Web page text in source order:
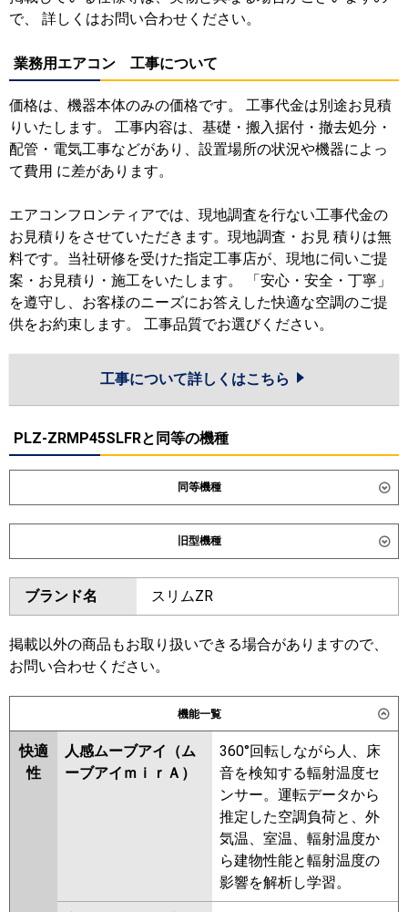
で、 詳しくはお問い合わせください。
業務用エアコン 工事について
価格は、機器本体のみの価格です。 工事代金は別途お見積
りいたします。 工事内容は、基礎・搬入据付・撤去処分・
配管・電気工事などがあり、設置場所の状況や機器によっ
て費用 に差があります。
エアコンフロンティアでは、現地調査を行ない工事代金の
お見積りをさせていただきます。現地調査・お見 積りは無
料です。当社研修を受けた指定工事店が、現地に伺いご提
案・お見積り・施工をいたします。 「安心・安全・丁寧」
を遵守し、お客様のニーズにお答えした快適な空調のご提
供をお約束します。 工事品質でお選びください。
工事について詳しくはこちら
PLZ-ZRMP45SLFRと同等の機種
同等機種
ダイキン SSRG45DNV SSRG45DV
東芝
GWXA04513JMUB
GWXA04513JXU
三菱電機 PLZ-ZRMP45SL6 PLZ-
ZRMP45SLF6
日立 RCID-GP45RGHJ8
FDTWZ456HK6S-rak
パナソニック
旧型機種
ダイキン SSRG45CNV SSRG45CV
SSRG45BYV
SSRG45BJV SSRG45BJNV
SSRG45BFNV SSRG45BFV
SSRG45BCNV
東芝
RWXA04533JMUB
RWXA04533JMU
RWXA04533JXU
三菱電機 PLZ-ZRMP45SLF5 PLZ-
ZRMP45SL5
PLZ-ZRMP45SL4
PLZ-ZRMP45SLF4 PLZ-
ZRMP45SLF3 PLZ-ZRMP45SL3
PLZ-ZRMP45SLF2 PLZ-
ZRMP45SL2 PLZ-ZRMP45SLFZ
ブランド名 スリムZR
掲載以外の商品もお取り扱いできる場合がありますので、
お問い合わせください。
機能一覧
快適
性
人感ムーブアイ（ム
ーブアイｍｉｒＡ）
360°回転しながら人、床
音を検知する輻射温度セ
ンサー。運転データから
推定した空調負荷と、外
気温、室温、輻射温度か
ら建物性能と輻射温度の
影響を解析し学習。